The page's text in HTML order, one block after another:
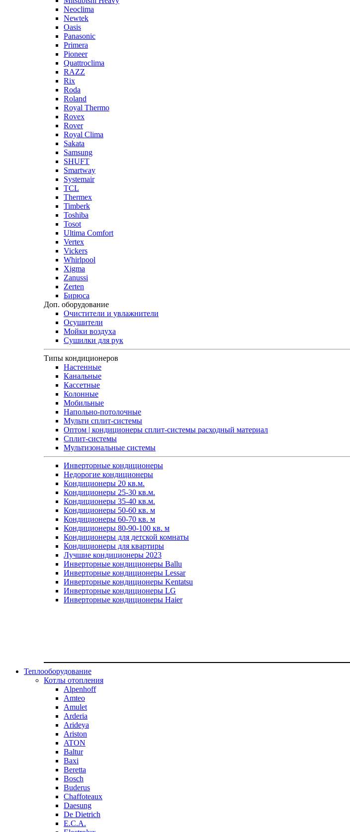
Neoclima
Newtek
Oasis
Panasonic
Primera
Pioneer
Quattroclima
RAZZ
Rix
Roda
Roland
Royal Thermo
Rovex
Rover
Royal Clima
Sakata
Samsung
SHUFT
Smartway
Systemair
TCL
Thermex
Timberk
Toshiba
Tosot
Ultima Comfort
Vertex
Vickers
Whirlpool
Xigma
Zanussi
Zerten
Бирюса
Доп. оборудование
Очистители и увлажнители
Осушители
Мойки воздуха
Сушилки для рук
Типы кондиционеров
Настенные
Канальные
Кассетные
Колонные
Мобильные
Напольно-потолочные
Мульти сплит-системы
Оптом | кондиционеры сплит-системы расходный материал
Сплит-системы
Мультизональные системы
Инверторные кондиционеры
Недорогие кондиционеры
Кондиционеры 20 кв.м.
Кондиционеры 25-30 кв.м.
Кондиционеры 35-40 кв.м.
Кондиционеры 50-60 кв. м
Кондиционеры 60-70 кв. м
Кондиционеры 80-90-100 кв. м
Кондиционеры для детской комнаты
Кондиционеры для квартиры
Лучшие кондиционеры 2023
Инверторные кондиционеры Ballu
Инверторные кондиционеры Lessar
Инверторные кондиционеры Kentatsu
Инверторные кондиционеры LG
Инверторные кондиционеры Haier
Теплооборудование
Котлы отопления
Alpenhoff
Amteo
Amulet
Arderia
Arideya
Ariston
ATON
Baltur
Baxi
Beretta
Bosch
Buderus
Chaffoteaux
Daesung
De Dietrich
E.C.A.